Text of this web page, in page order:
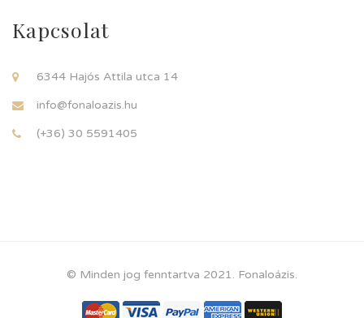
Kapcsolat
6344 Hajós Attila utca 14
info@fonaloazis.hu
(+36) 30 5591405
© Minden jog fenntartva 2021. Fonaloázis.